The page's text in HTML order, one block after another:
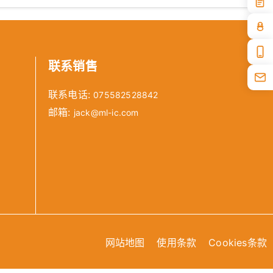
联系销售
联系电话:075582528842
邮箱: jack@ml-ic.com
网站地图 使用条款 Cookies条款